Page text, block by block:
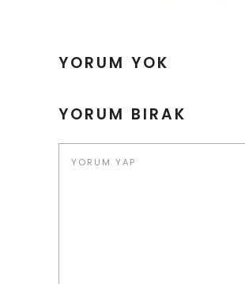
YORUM YOK
YORUM BIRAK